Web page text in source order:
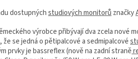
dostupnýchstudiových monitorůznačky
výrobce přibývají dva zcela nové
se jedná o pětipalcové a sedmipalcové
prvky je bassreflex (nově na zadní straně